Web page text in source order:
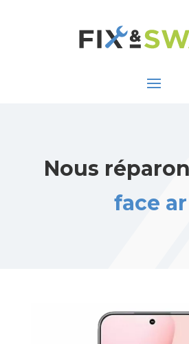
Nous
face